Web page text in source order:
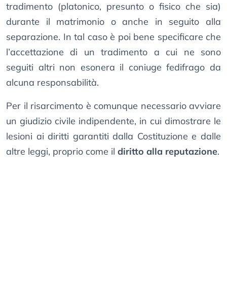
tradimento (platonico, presunto o fisico che sia)
durante il matrimonio o anche in seguito alla
separazione. In tal caso è poi bene specificare che
l’accettazione di un tradimento a cui ne sono
seguiti altri non esonera il coniuge fedifrago da
alcuna responsabilità.
Per il risarcimento è comunque necessario avviare
un giudizio civile indipendente, in cui dimostrare le
lesioni ai diritti garantiti dalla Costituzione e dalle
altre leggi, proprio come il diritto alla reputazione.